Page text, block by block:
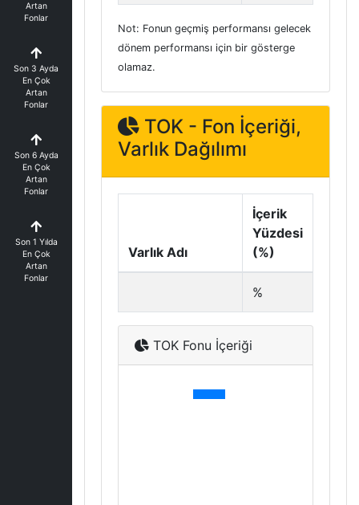
Artan
Fonlar
Son 3 Ayda
En Çok
Artan
Fonlar
Son 6 Ayda
En Çok
Artan
Fonlar
Son 1 Yılda
En Çok
Artan
Fonlar
Not: Fonun geçmiş performansı gelecek
dönem performansı için bir gösterge
olamaz.
TOK - Fon İçeriği,
Varlık Dağılımı
Varlık Adı
İçerik
Yüzdesi
(%)
%
TOK Fonu İçeriği